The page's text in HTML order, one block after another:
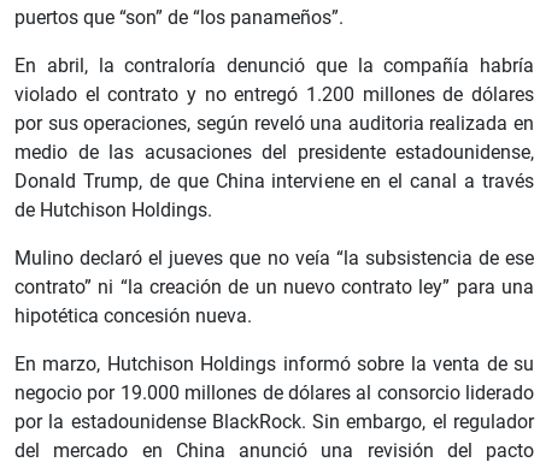
puertos que “son” de “los panameños”.
En abril, la contraloría denunció que la compañía habría
violado el contrato y no entregó 1.200 millones de dólares
por sus operaciones, según reveló una auditoria realizada en
medio de las acusaciones del presidente estadounidense,
Donald Trump, de que China interviene en el canal a través
de Hutchison Holdings.
Mulino declaró el jueves que no veía “la subsistencia de ese
contrato” ni “la creación de un nuevo contrato ley” para una
hipotética concesión nueva.
En marzo, Hutchison Holdings informó sobre la venta de su
negocio por 19.000 millones de dólares al consorcio liderado
por la estadounidense BlackRock. Sin embargo, el regulador
del mercado en China anunció una revisión del pacto